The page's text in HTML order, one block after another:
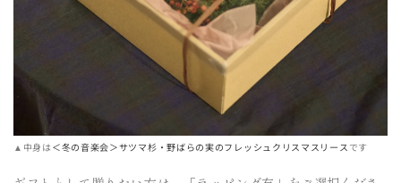
▲中身は＜冬の音楽会＞サツマ杉・野ばらの実のフレッシュクリスマスリース です